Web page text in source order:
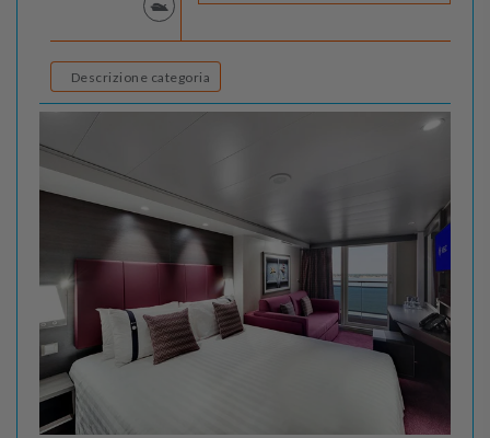
Descrizione categoria